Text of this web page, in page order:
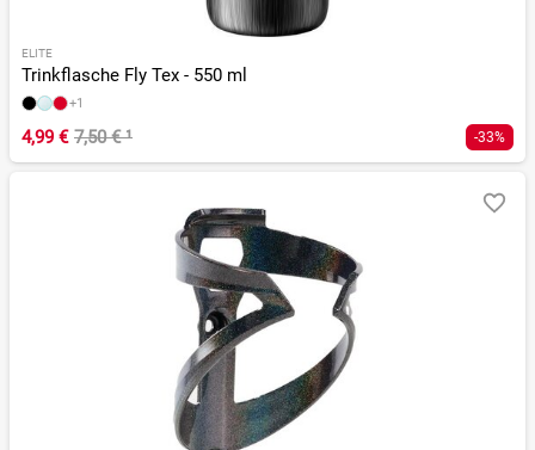
ELITE
Trinkflasche Fly Tex - 550 ml
+1
4,99 € 7,50 €¹ -33%